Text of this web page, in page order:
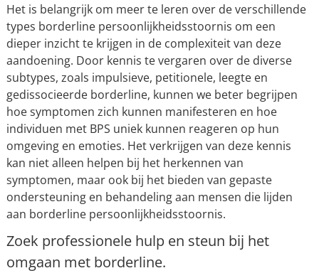
Het is belangrijk om meer te leren over de verschillende
types borderline persoonlijkheidsstoornis om een
dieper inzicht te krijgen in de complexiteit van deze
aandoening. Door kennis te vergaren over de diverse
subtypes, zoals impulsieve, petitionele, leegte en
gedissocieerde borderline, kunnen we beter begrijpen
hoe symptomen zich kunnen manifesteren en hoe
individuen met BPS uniek kunnen reageren op hun
omgeving en emoties. Het verkrijgen van deze kennis
kan niet alleen helpen bij het herkennen van
symptomen, maar ook bij het bieden van gepaste
ondersteuning en behandeling aan mensen die lijden
aan borderline persoonlijkheidsstoornis.
Zoek professionele hulp en steun bij het
omgaan met borderline.